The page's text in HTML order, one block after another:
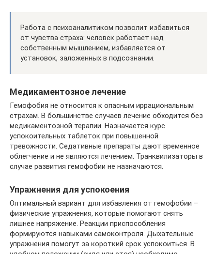
Работа с психоаналитиком позволит избавиться
от чувства страха: человек работает над
собственным мышлением, избавляется от
установок, заложенных в подсознании.
Медикаментозное лечение
Гемофобия не относится к опасным иррациональным
страхам. В большинстве случаев лечение обходится без
медикаментозной терапии. Назначается курс
успокоительных таблеток при повышенной
тревожности. Седативные препараты дают временное
облегчение и не являются лечением. Транквилизаторы в
случае развития гемофобии не назначаются.
Упражнения для успокоения
Оптимальный вариант для избавления от гемофобии –
физические упражнения, которые помогают снять
лишнее напряжение. Реакции приспособления
формируются навыками самоконтроля. Дыхательные
упражнения помогут за короткий срок успокоиться. В